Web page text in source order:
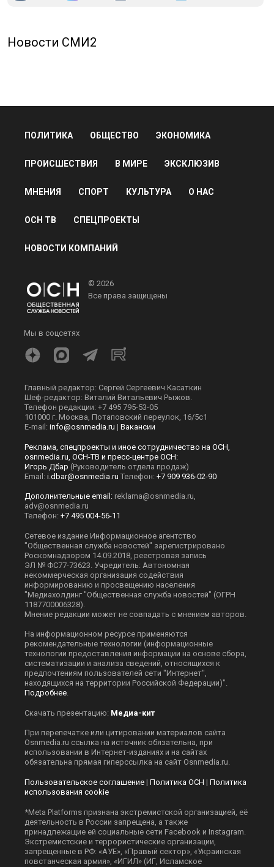
Новости СМИ2
ПОЛИТИКА ОБЩЕСТВО ЭКОНОМИКА
ПРОИСШЕСТВИЯ В МИРЕ ЭКСКЛЮЗИВ
МНЕНИЯ СПОРТ КУЛЬТУРА О НАС
ОСН ТВ СПЕЦПРОЕКТЫ
НОВОСТИ КОМПАНИЙ
© 2026
Все права защищены
Мы в соцсетях
Главный редактор: Сергей Сергеевич Касаткин
Шеф-редактор: Виталий Витальевич Рыжов.
Телефон редакции: +7 495 795-53-05
101000 г. Москва, Потаповский переулок, 16/5с1
E-mail: info@osnmedia.ru | Вакансии
Реклама, спецпроекты и иное сотрудничество на ОСН,
osnmedia.ru, ОСН-ТВ и пресс-центре ОСН:
Игорь Дбар (Руководитель отдела продаж)
Email: i.dbar@osnmedia.ru Телефон: +7 909 936-02-90
Дополнительные email: reklama@osnmedia.ru,
adv@osnmedia.ru
Телефон: +7 495 004-56-11
Сетевое издание Информационное агентство
"Общественная служба новостей" зарегистрировано
Роскомнадзором 14.09.2018, реестровая запись
ЭЛ № ФС77-73623. Учредитель: Автономная
некоммерческая организация содействия
информированию и просвещению населения
"Медиахолдинг "Общественная служба новостей" (ОГРН
1187700006328).
Мнение редакции может не совпадать с мнением авторов.
На информационном ресурсе применяются
рекомендательные технологии (информационные
технологии предоставления информации на основе сбора,
систематизации и анализа сведений, относящихся к
предпочтениям пользователей сети "Интернет",
находящихся на территории Российской Федерации)".
Подробнее.
Скачать презентацию: Медиа-кит
При перепечатке или цитировании материалов сайта
Оsnmedia.ru ссылка на источник обязательна, при
использовании в Интернет-изданиях и на сайтах
обязательна прямая гиперссылка на сайт Оsnmedia.ru.
Пользовательское соглашение | Политика ОСН | Политика
использования cookie
*Meta Platforms признана экстремистской организацией, её
деятельность в России запрещена, а также
принадлежащие ей социальные сети Facebook и Instagram.
Экстремистские и террористические организации,
запрещенные в РФ: «АУЕ», «Правый сектор», «Украинская
повстанческая армия», «ИГИЛ» (ИГ, Исламское